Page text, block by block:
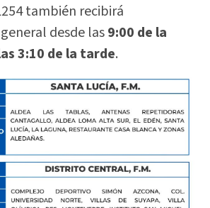
también recibirá
desde las9:00 de la
3:10 de la tarde.